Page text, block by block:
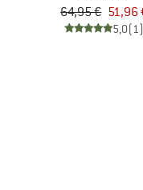
64,95 € 51,96
5,0(1)